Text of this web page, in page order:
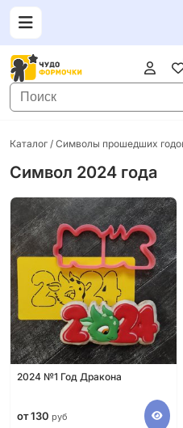
Каталог / Символы прошедших
Символ 2024 года
2024 №1 Год Дракона
от 130 руб